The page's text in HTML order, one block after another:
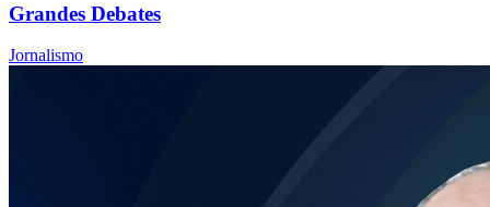
Grandes Debates
Jornalismo